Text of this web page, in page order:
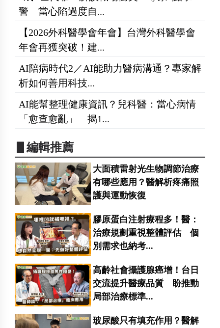
警 當心陷過度自...
【2026外科醫學會年會】台灣外科醫學會
年會再獲突破！建...
AI陪病時代2／AI能助力醫病溝通？專家解
析如何善用科技...
AI能幫整理健康資訊？兒科醫：當心病情
「愈查愈亂」 揭1...
▋編輯推薦
大面積雷射光生物調節治療
有哪些應用？醫解析疼痛照
護與運動恢復
膠原蛋白注射療程多！醫：
治療規劃重視整體評估 個
別需求也納考...
高齡社會攝護腺癌增！台日
交流提升醫療品質 盼推動
局部治療標準...
玻尿酸只有填充作用？醫解